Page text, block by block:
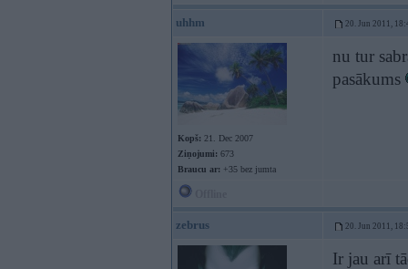
uhhm 20. Jun 2011,
Kopš: 21. Dec 2007
Ziņojumi: 673
Braucu ar: +35 bez jumta
nu tur
pasākums
zebrus 20. Jun 2011,
Ir jau arī